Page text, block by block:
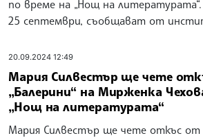
по време на „Нощ на
25 септември, съобщават от
20.09.2024 12:49
Мария Силвестър ще чете
„Балерини“ на Мирженка
„Нощ на литературата“
Мария Силвестър ще чете откъс от